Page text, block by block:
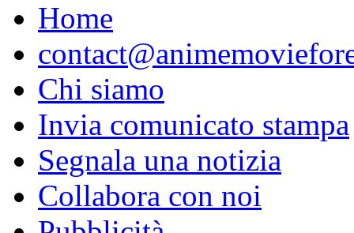
Home
Chi siamo
Invia comunicato stampa
Segnala una notizia
Collabora con noi